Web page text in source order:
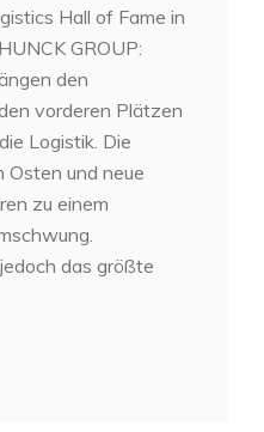
Hall of Fame in
GROUP:
den
vorderen Plätzen
Logistik. Die
Osten und neue
zu einem
das größte